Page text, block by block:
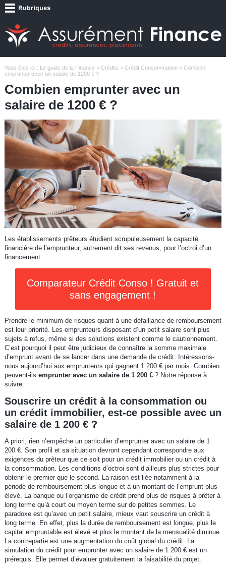
Vous êtes ici : Le guide de la Finance> Crédits > Crédit Consommation> Combien
emprunter avec un salaire de 1200 € ?
Combien emprunter avec un
salaire de 1200 € ?
Les établissements prêteurs étudient scrupuleusement la capacité
financière de l’emprunteur, autrement dit ses revenus, pour l’octroi d’un
financement.
Comparateur Crédit Conso ! Gratuit et
sans engagement !
Prendre le minimum de risques quant à une défaillance de remboursement
est leur priorité. Les emprunteurs disposant d’un petit salaire sont plus
sujets à refus, même si des solutions existent comme le cautionnement.
C’est pourquoi il peut être judicieux de connaître la somme maximale
d’emprunt avant de se lancer dans une demande de crédit. Intéressons-
nous aujourd’hui aux emprunteurs qui gagnent 1 200 € par mois. Combien
peuvent-ils emprunter avec un salaire de 1 200 €? Notre réponse à
suivre.
Souscrire un crédit à la consommation ou
un crédit immobilier, est-ce possible avec un
salaire de 1 200 € ?
A priori, rien n’empêche un particulier d’emprunter avec un salaire de 1
200 €. Son profil et sa situation devront cependant correspondre aux
exigences du prêteur que ce soit pour un crédit immobilier ou un crédit à
la consommation. Les conditions d’octroi sont d’ailleurs plus strictes pour
obtenir le premier que le second. La raison est liée notamment à la
période de remboursement plus longue et à un montant de l’emprunt plus
élevé. La banque ou l’organisme de crédit prend plus de risques à prêter à
long terme qu’à court ou moyen terme sur de petites sommes. Le
paradoxe est qu’avec un petit salaire, mieux vaut souscrire un crédit à
long terme. En effet, plus la durée de remboursement est longue, plus le
capital empruntable est élevé et plus le montant de la mensualité diminue.
La contrepartie est une augmentation du coût global du crédit. La
simulation du crédit pour emprunter avec un salaire de 1 200 € est un
prérequis. Elle permet d’évaluer gratuitement la faisabilité du projet.